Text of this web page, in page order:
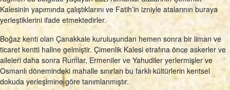
Kalesinin yapımında çalıştıklarını ve Fatih’in izniyle atalarının buraya
yerleştiklerini ifade etmektedirler.
Boğaz kenti olan Çanakkale kuruluşundan hemen sonra bir liman ve
ticaret kentti haline gelmiştir. Çimenlik Kalesi etrafına önce askerler ve
aileleri daha sonra Rumlar, Ermeniler ve Yahudiler yerlermişler ve
Osmanlı dönemindeki mahalle sınırları bu farklı kültürlerin kentsel
dokuda yerleşimine göre tanımlanmıştır.